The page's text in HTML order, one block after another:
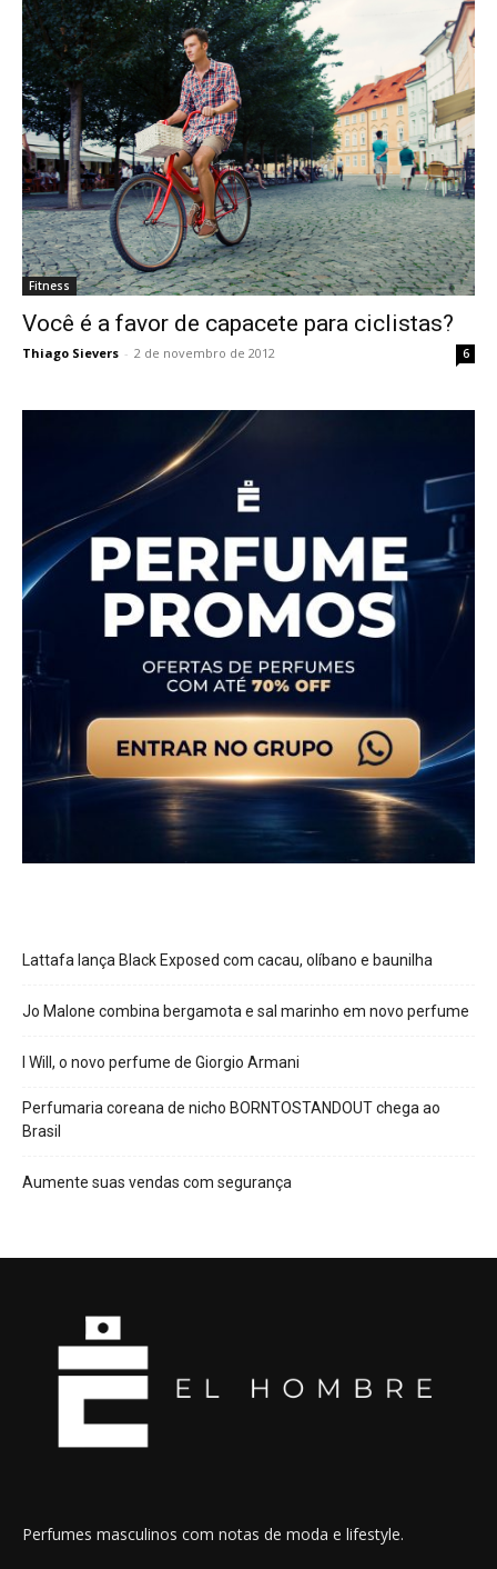
Fitness
Você é a favor de capacete para ciclistas?
Thiago Sievers - 2 de novembro de 2012 6
Lattafa lança Black Exposed com cacau, olíbano e baunilha
Jo Malone combina bergamota e sal marinho em novo perfume
I Will, o novo perfume de Giorgio Armani
Perfumaria coreana de nicho BORNTOSTANDOUT chega ao
Brasil
Aumente suas vendas com segurança
Perfumes masculinos com notas de moda e lifestyle.